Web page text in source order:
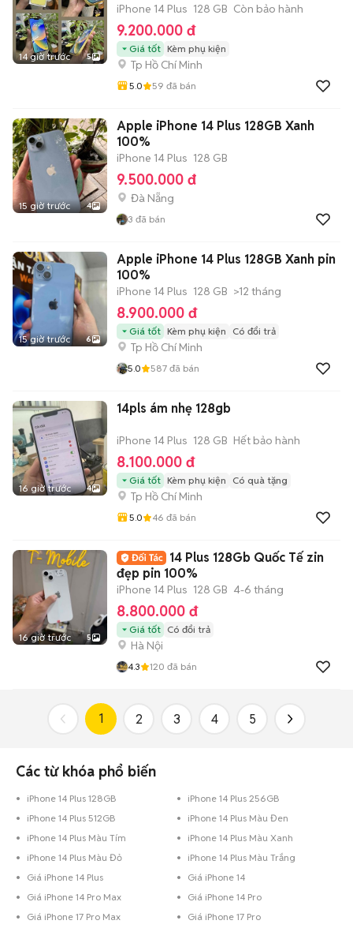
14 giờ trước 5
iPhone 14 Plus 128 GB Còn bảo hành
9.200.000 đ
Giá tốt Kèm phụ kiện
Tp Hồ Chí Minh
5.0 59 đã bán
15 giờ trước 4
Apple iPhone 14 Plus 128GB Xanh
100%
iPhone 14 Plus 128 GB
9.500.000 đ
Đà Nẵng
3 đã bán
15 giờ trước 6
Apple iPhone 14 Plus 128GB Xanh pin
100%
iPhone 14 Plus 128 GB >12 tháng
8.900.000 đ
Giá tốt Kèm phụ kiện Có đổi trả
Tp Hồ Chí Minh
5.0 587 đã bán
16 giờ trước 4
14pls ám nhẹ 128gb
iPhone 14 Plus 128 GB Hết bảo hành
8.100.000 đ
Giá tốt Kèm phụ kiện Có quà tặng
Tp Hồ Chí Minh
5.0 46 đã bán
16 giờ trước 5
14 Plus 128Gb Quốc Tế zin
đẹp pin 100%
iPhone 14 Plus 128 GB 4-6 tháng
8.800.000 đ
Giá tốt Có đổi trả
Hà Nội
4.3 120 đã bán
1 2 3 4 5
Các từ khóa phổ biến
iPhone 14 Plus 128GB
iPhone 14 Plus 256GB
iPhone 14 Plus 512GB
iPhone 14 Plus Màu Đen
iPhone 14 Plus Màu Tím
iPhone 14 Plus Màu Xanh
iPhone 14 Plus Màu Đỏ
iPhone 14 Plus Màu Trắng
Giá iPhone 14 Plus
Giá iPhone 14
Giá iPhone 14 Pro Max
Giá iPhone 14 Pro
Giá iPhone 17 Pro Max
Giá iPhone 17 Pro